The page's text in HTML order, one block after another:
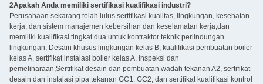
2Apakah Anda memiliki sertifikasi kualifikasi industri?
Perusahaan sekarang telah lulus sertifikasi kualitas, lingkungan, kesehatan
kerja, dan sistem manajemen kebersihan dan keselamatan kerja,dan
memiliki kualifikasi tingkat dua untuk kontraktor teknik perlindungan
lingkungan, Desain khusus lingkungan kelas B, kualifikasi pembuatan boiler
kelas A, sertifikat instalasi boiler kelas A, inspeksi dan
pemeliharaan,Sertifikat desain dan pembuatan wadah tekanan A2, sertifikat
desain dan instalasi pipa tekanan GC1, GC2, dan sertifikat kualifikasi kontrol